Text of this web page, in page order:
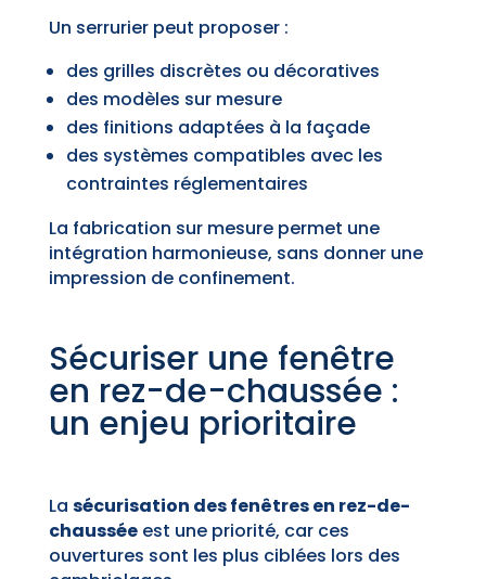
Un serrurier peut proposer :
des grilles discrètes ou décoratives
des modèles sur mesure
des finitions adaptées à la façade
des systèmes compatibles avec les
contraintes réglementaires
La fabrication sur mesure permet une
intégration harmonieuse, sans donner une
impression de confinement.
Sécuriser une fenêtre
en rez-de-chaussée :
un enjeu prioritaire
La sécurisation des fenêtres en rez-de-
chausséeest une priorité, car ces
ouvertures sont les plus ciblées lors des